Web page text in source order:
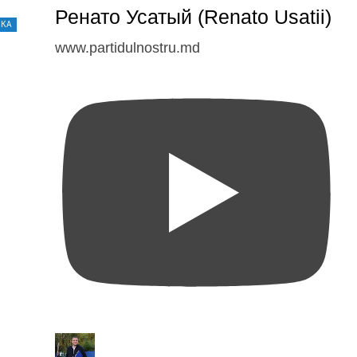
Ренато Усатый (Renato Usatii)
www.partidulnostru.md